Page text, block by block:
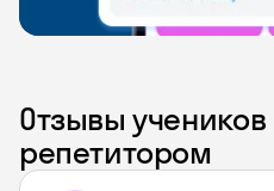
Отзывы учеников
репетитором